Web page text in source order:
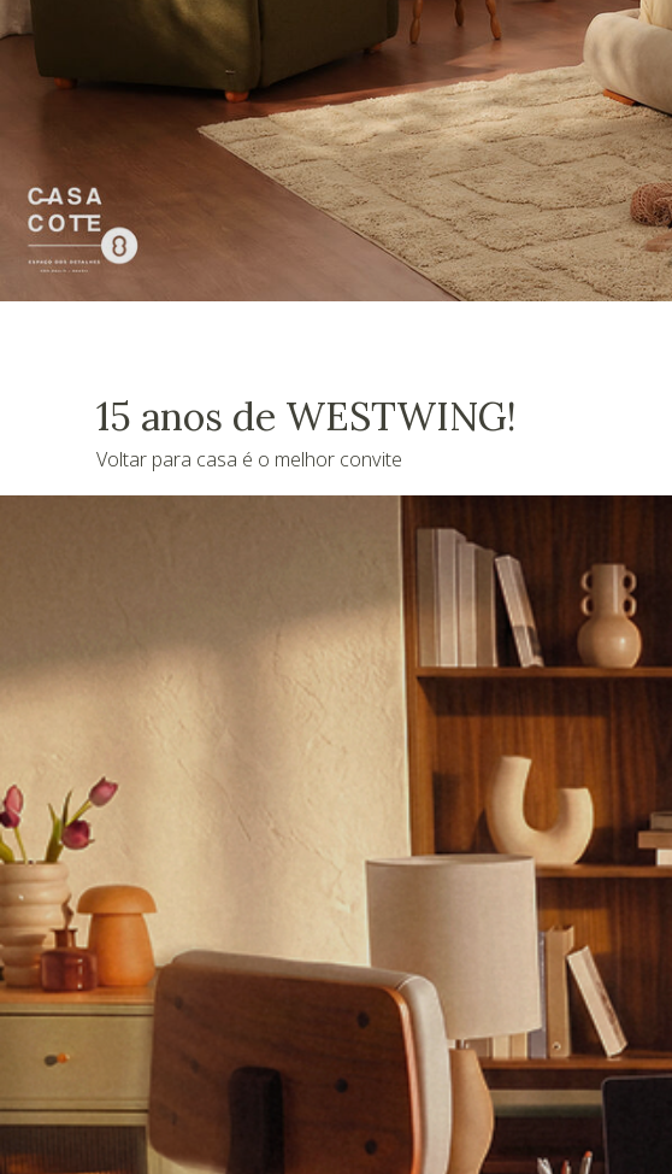
15 anos de WESTWING!
Voltar para casa é o melhor convite